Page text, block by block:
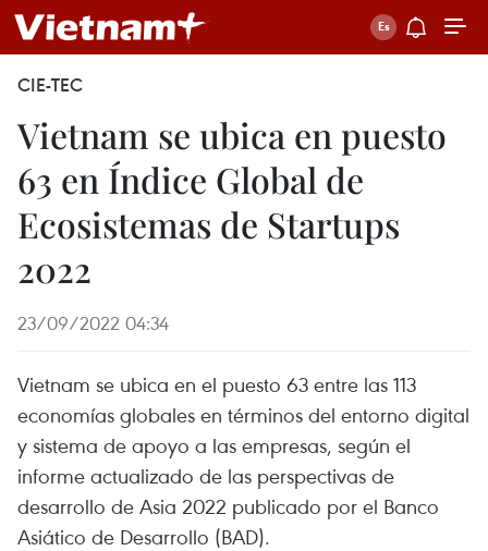
CIE-TEC
Vietnam se ubica en puesto
63 en Índice Global de
Ecosistemas de Startups
2022
23/09/2022 04:34
Vietnam se ubica en el puesto 63 entre las 113
economías globales en términos del entorno digital
y sistema de apoyo a las empresas, según el
informe actualizado de las perspectivas de
desarrollo de Asia 2022 publicado por el Banco
Asiático de Desarrollo (BAD).